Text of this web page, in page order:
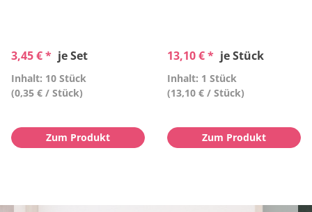
3,45 € * je Set
Inhalt: 10 Stück
(0,35 € / Stück)
Zum Produkt
13,10 € * je Stück
Inhalt: 1 Stück
(13,10 € / Stück)
Zum Produkt